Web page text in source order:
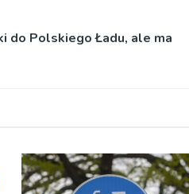
do Polskiego Ładu, ale ma